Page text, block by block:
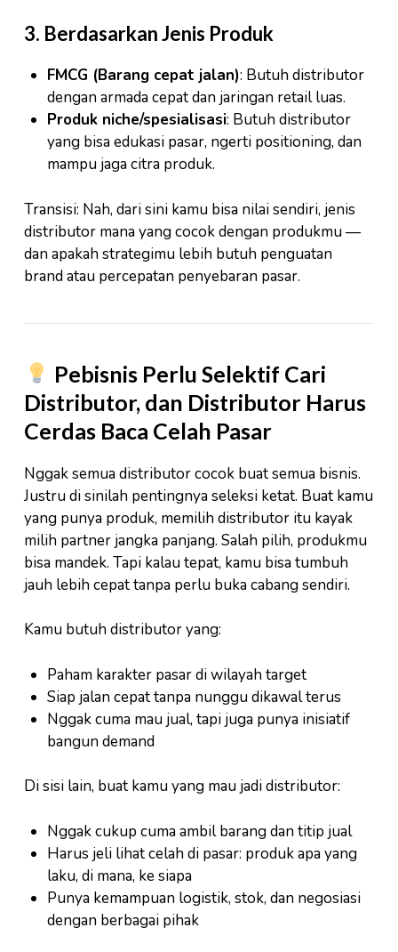
3. Berdasarkan Jenis Produk
FMCG (Barang cepat jalan): Butuh distributor
dengan armada cepat dan jaringan retail luas.
Produk niche/spesialisasi: Butuh distributor
yang bisa edukasi pasar, ngerti positioning, dan
mampu jaga citra produk.
Transisi: Nah, dari sini kamu bisa nilai sendiri, jenis
distributor mana yang cocok dengan produkmu —
dan apakah strategimu lebih butuh penguatan
brand atau percepatan penyebaran pasar.
Pebisnis Perlu Selektif Cari
Distributor, dan Distributor Harus
Cerdas Baca Celah Pasar
Nggak semua distributor cocok buat semua bisnis.
Justru di sinilah pentingnya seleksi ketat. Buat kamu
yang punya produk, memilih distributor itu kayak
milih partner jangka panjang. Salah pilih, produkmu
bisa mandek. Tapi kalau tepat, kamu bisa tumbuh
jauh lebih cepat tanpa perlu buka cabang sendiri.
Kamu butuh distributor yang:
Paham karakter pasar di wilayah target
Siap jalan cepat tanpa nunggu dikawal terus
Nggak cuma mau jual, tapi juga punya inisiatif
bangun demand
Di sisi lain, buat kamu yang mau jadi distributor:
Nggak cukup cuma ambil barang dan titip jual
Harus jeli lihat celah di pasar: produk apa yang
laku, di mana, ke siapa
Punya kemampuan logistik, stok, dan negosiasi
dengan berbagai pihak